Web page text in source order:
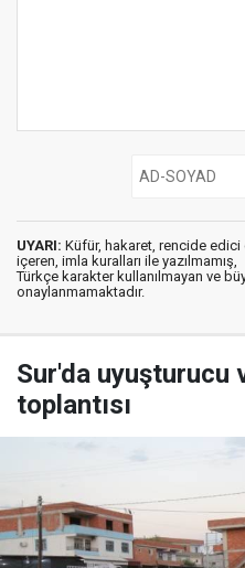
UYARI: Küfür, hakaret, rencide edici
içeren, imla kuralları ile yazılmamış,
Türkçe karakter kullanılmayan ve
onaylanmamaktadır.
Sur'da uyuşturucu
toplantısı